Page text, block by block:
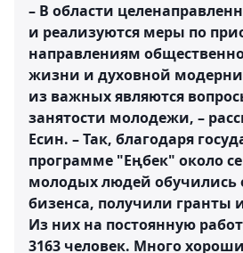
– В области
и реализуются меры по
направлениям
жизни и духовной
из важных являются
занятости молодежи, –
Есин. – Так, благодаря
программе "Еңбек" около
молодых людей обучились
бизенса, получили гранты
Из них на постоянную
3163 человек. Много